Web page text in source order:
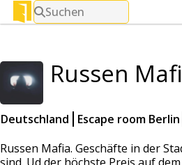
Suchen
Russen
Deutschland Escape room Berlin
Russen Mafia. Geschäfte in der